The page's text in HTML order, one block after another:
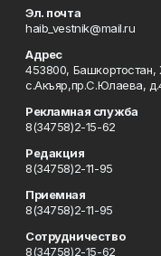
Эл. почта
haib_vestnik@mail.ru
Адрес
453800, Башкортостан,
с.Акъяр,пр.С.Юлаева,
Рекламная служба
8(34758)2-15-62
Редакция
8(34758)2-11-95
Приемная
8(34758)2-11-95
Сотрудничество
8(34758)2-15-62